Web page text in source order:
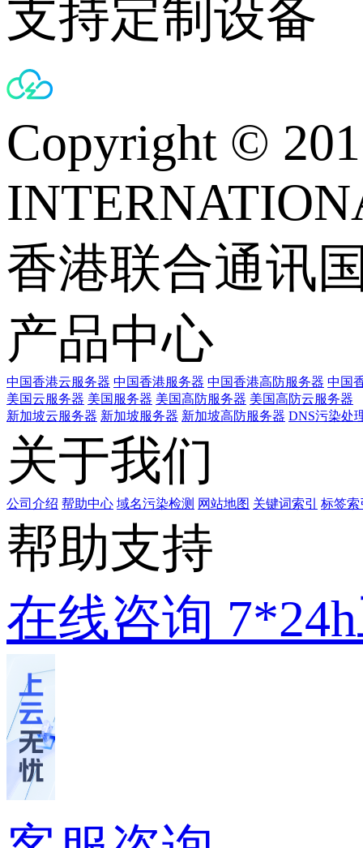
支持定制设备
Copyright ©
香港联合通讯
产品中心
中国香港云服务器 中国香港服务器 中国香港高防服务器 中国
美国云服务器 美国服务器 美国高防服务器 美国高防云服务器
新加坡云服务器 新加坡服务器 新加坡高防服务器 DNS污染处
关于我们
公司介绍 帮助中心 域名污染检测 网站地图 关键词索引 标签索
帮助支持
在线咨询